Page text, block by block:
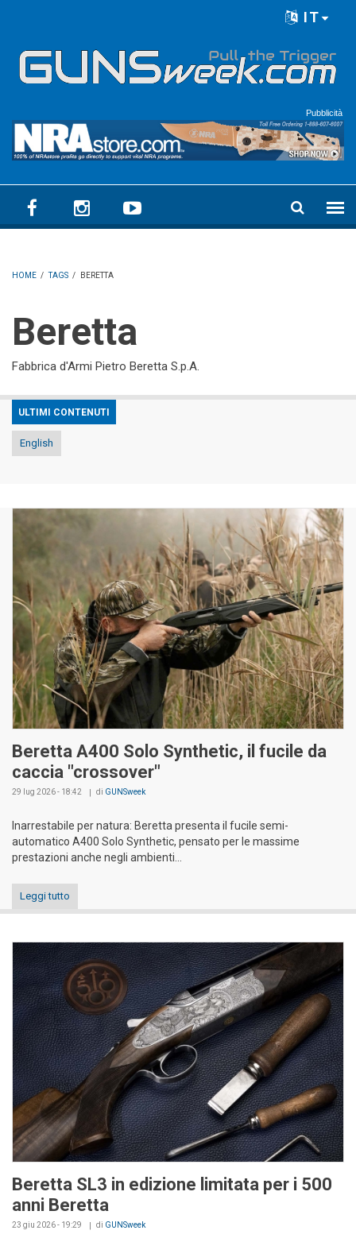
IT
Pubblicità
HOME / TAGS / BERETTA
Beretta
Fabbrica d'Armi Pietro Beretta S.p.A.
ULTIMI CONTENUTI
English
Beretta A400 Solo Synthetic, il fucile da
caccia "crossover"
29 lug 2026 - 18:42 di GUNSweek
Inarrestabile per natura: Beretta presenta il fucile semi-
automatico A400 Solo Synthetic, pensato per le massime
prestazioni anche negli ambienti...
Leggi tutto
Beretta SL3 in edizione limitata per i 500
anni Beretta
23 giu 2026 - 19:29 di GUNSweek